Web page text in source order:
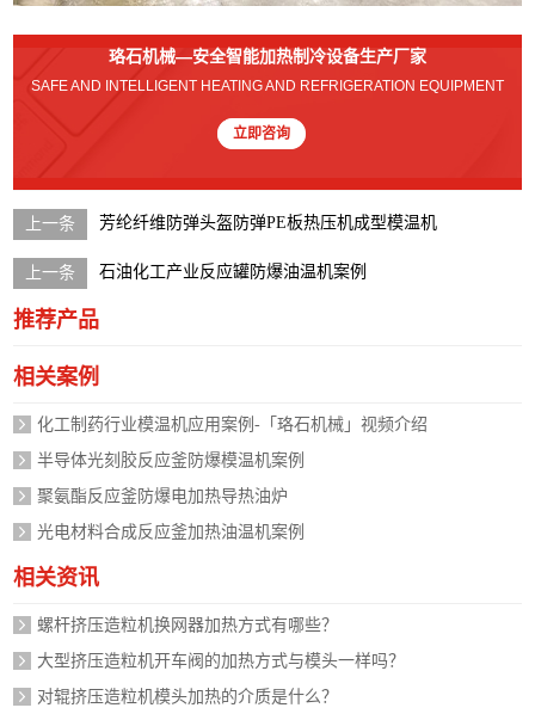
珞石机械—安全智能加热制冷设备生产厂家
SAFE AND INTELLIGENT HEATING AND REFRIGERATION EQUIPMENT
立即咨询
芳纶纤维防弹头盔防弹PE板热压机成型模温机
石油化工产业反应罐防爆油温机案例
推荐产品
相关案例
化工制药行业模温机应用案例-「珞石机械」视频介绍
半导体光刻胶反应釜防爆模温机案例
聚氨酯反应釜防爆电加热导热油炉
光电材料合成反应釜加热油温机案例
相关资讯
螺杆挤压造粒机换网器加热方式有哪些？
大型挤压造粒机开车阀的加热方式与模头一样吗？
对辊挤压造粒机模头加热的介质是什么？